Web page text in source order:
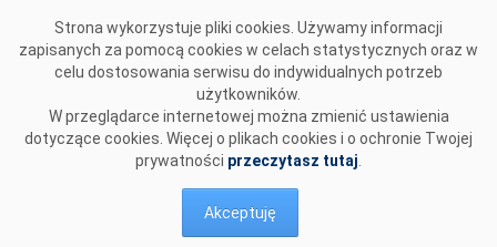
Strona wykorzystuje pliki cookies. Używamy informacji
zapisanych za pomocą cookies w celach statystycznych oraz w
celu dostosowania serwisu do indywidualnych potrzeb
użytkowników.
W przeglądarce internetowej można zmienić ustawienia
dotyczące cookies. Więcej o plikach cookies i o ochronie Twojej
prywatności przeczytasz tutaj
Akceptuję